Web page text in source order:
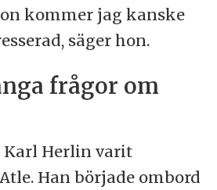
kommer jag kanske
säger hon.
frågor om
Karl Herlin varit
Han började ombord